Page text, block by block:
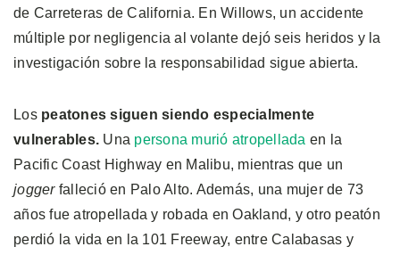
de Carreteras de California. En Willows, un accidente
múltiple por negligencia al volante dejó seis heridos y la
investigación sobre la responsabilidad sigue abierta.
Los peatones siguen siendo especialmente
vulnerables. Una persona murió atropellada en la
Pacific Coast Highway en Malibu, mientras que un
jogger falleció en Palo Alto. Además, una mujer de 73
años fue atropellada y robada en Oakland, y otro peatón
perdió la vida en la 101 Freeway, entre Calabasas y